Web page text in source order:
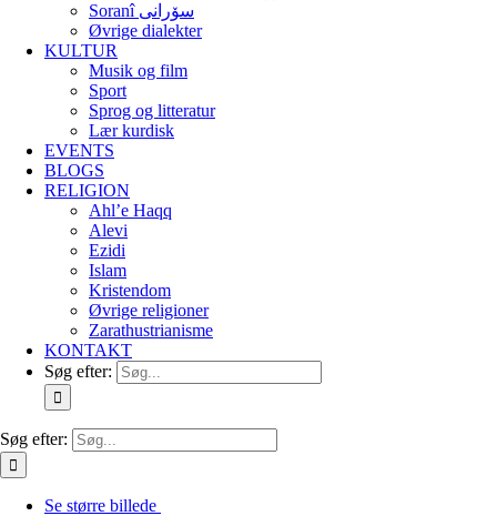
Soranî سۆرانی
Øvrige dialekter
KULTUR
Musik og film
Sport
Sprog og litteratur
Lær kurdisk
EVENTS
BLOGS
RELIGION
Ahl’e Haqq
Alevi
Ezidi
Islam
Kristendom
Øvrige religioner
Zarathustrianisme
KONTAKT
Søg efter:
Søg efter:
Se større billede